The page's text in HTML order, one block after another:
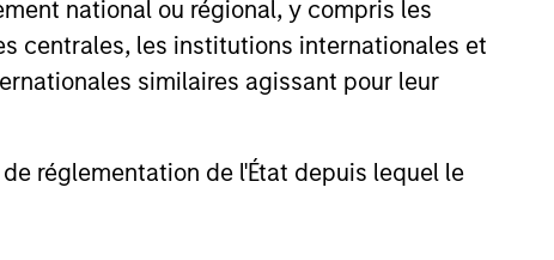
national ou régional, y compris les
centrales, les institutions internationales et
similaires agissant pour leur
réglementation de l'État depuis lequel le
Merci